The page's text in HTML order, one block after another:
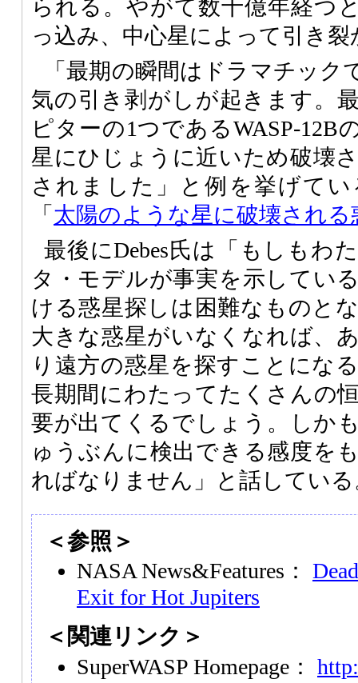
られる。やがて数十億年経つ
っ込み、中心星によって引き
「最期の瞬間はドラマチック
気の引き剥がしが起きます。
ピターの1つであるWASP-12B
星にひじょうに近いため破壊
されました」と例を挙げて
「 太陽のような星に破壊される
最後にDebes氏は「もしもわ
タ・モデルが事実を示してい
ける惑星探しは困難なものと
大きな惑星がいなくなれば、
り遠方の惑星を探すことにな
長期間にわたってたくさんの
要が出てくるでしょう。しか
ゅうぶんに検出できる感度を
ればなりません」と話してい
＜参照＞
NASA News&Features：
Exit for Hot Jupiters
＜関連リンク＞
SuperWASP Homepage：